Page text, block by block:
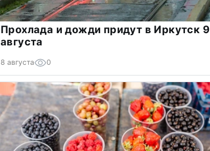
Прохлада и дожди придут в Иркутск 9
августа
8 августа 0